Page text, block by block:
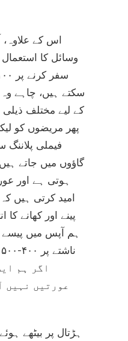
اس کے علاوہ،
وسائل کا
سکتے ہیں، چاہے
کے لیے مختلف ذیلی
پھر مریضوں کو
فیملی پلاننگ
گاؤوں میں جاتے
ہوتی ہے اور
امید کرتی ہیں
پینے اور کھانے
ہم آپس میں پیسے
اگر ہم
عورتیں نہیں
ہڑتال پر بیٹھے